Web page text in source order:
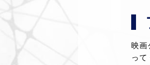
映
っ